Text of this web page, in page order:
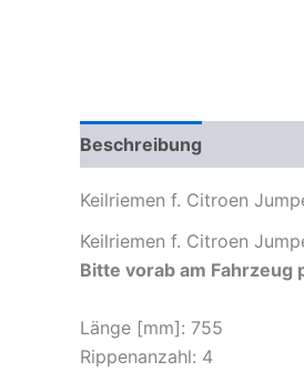
Beschreibung
Keilriemen f. Citroen
Keilriemen f. Citroen
Bitte vorab am Fahrzeug
Länge [mm]: 755
Rippenanzahl: 4